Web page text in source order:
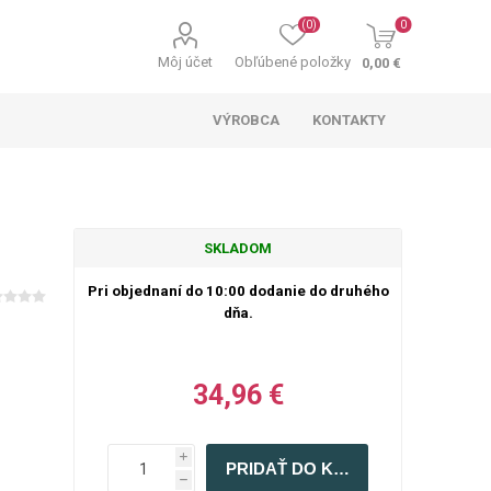
Môj účet Obľúbené položky
(0) 0
0,00 €
VÝROBCA KONTAKTY
SKLADOM
Pri objednaní do 10:00 dodanie do druhého
dňa.
34,96 €
i
h